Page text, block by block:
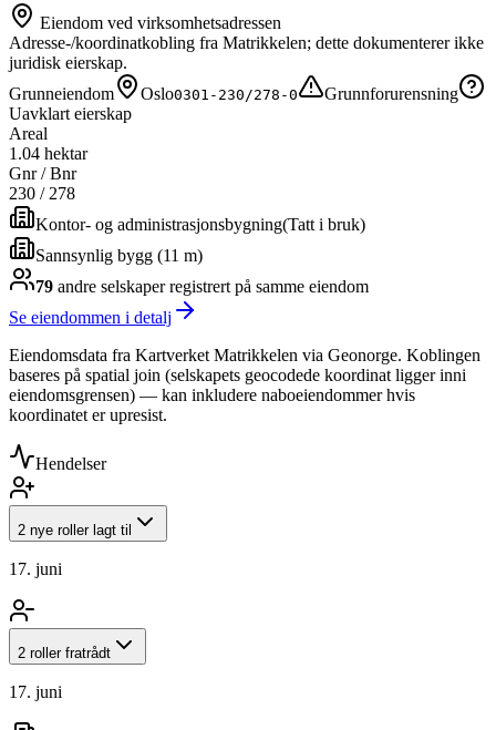
Eiendom ved virksomhetsadressen
Adresse-/koordinatkobling fra Matrikkelen; dette dokumenterer ikke
juridisk eierskap.
Grunneiendom
Oslo0301-230/278-0
Grunnforurensning
Uavklart eierskap
Areal
1.04 hektar
Gnr / Bnr
230 / 278
Kontor- og administrasjonsbygning(Tatt i bruk)
Sannsynlig bygg (11 m)
79 andre selskaperregistrert på samme eiendom
Se eiendommen i detalj
Eiendomsdata fra Kartverket Matrikkelen via Geonorge. Koblingen
baseres på spatial join (selskapets geocodede koordinat ligger inni
eiendomsgrensen) — kan inkludere naboeiendommer hvis
koordinatet er upresist.
Hendelser
2 nye roller lagt til
17. juni
2 roller fratrådt
17. juni